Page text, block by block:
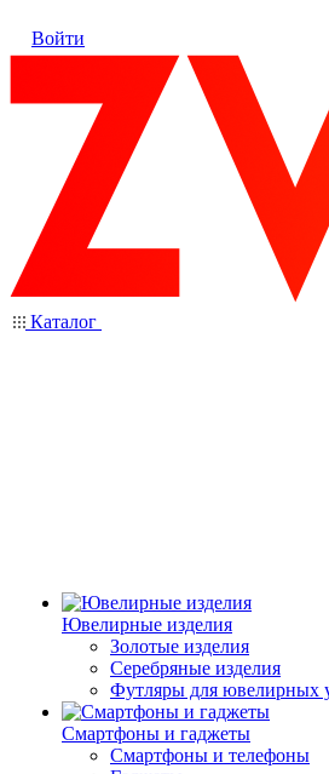
Войти
Каталог
Ювелирные изделия
Золотые изделия
Серебряные изделия
Футляры для ювелирных
Смартфоны и гаджеты
Смартфоны и телефоны